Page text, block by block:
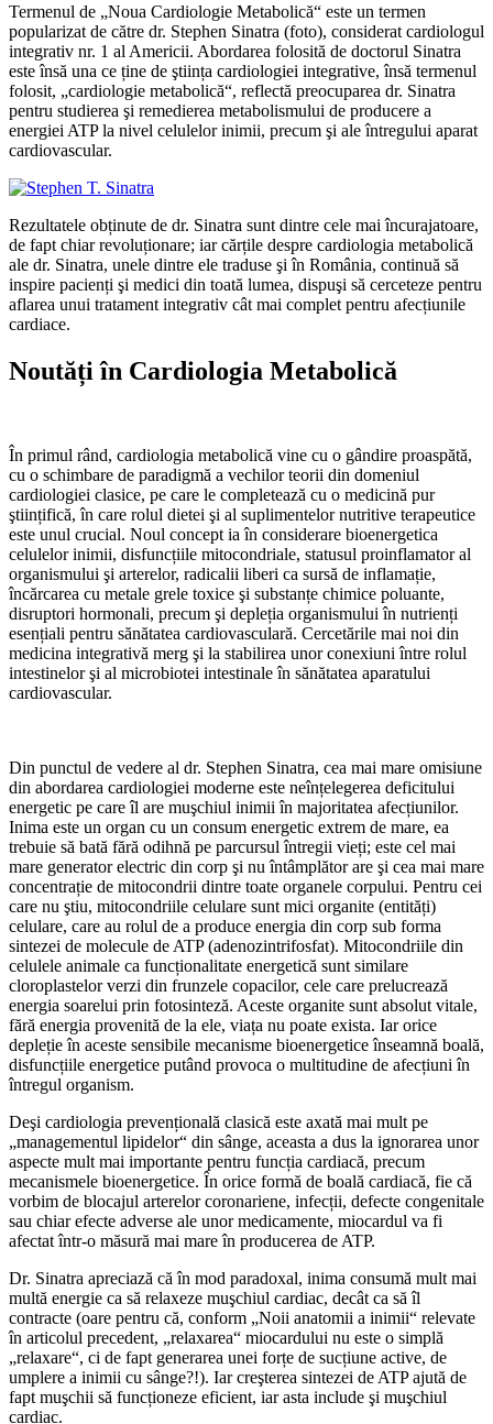
Termenul de „Noua Cardiologie Metabolică“ este un termen
popularizat de către dr. Stephen Sinatra (foto), considerat cardiologul
integrativ nr. 1 al Americii. Abordarea folosită de doctorul Sinatra
este însă una ce ține de ştiința cardiologiei integrative, însă termenul
folosit, „cardiologie metabolică“, reflectă preocuparea dr. Sinatra
pentru studierea şi remedierea metabolismului de producere a
energiei ATP la nivel celulelor inimii, precum şi ale întregului aparat
cardiovascular.
Rezultatele obținute de dr. Sinatra sunt dintre cele mai încurajatoare,
de fapt chiar revoluționare; iar cărțile despre cardiologia metabolică
ale dr. Sinatra, unele dintre ele traduse şi în România, continuă să
inspire pacienți şi medici din toată lumea, dispuşi să cerceteze pentru
aflarea unui tratament integrativ cât mai complet pentru afecțiunile
cardiace.
Noutăți în Cardiologia Metabolică
În primul rând, cardiologia metabolică vine cu o gândire proaspătă,
cu o schimbare de paradigmă a vechilor teorii din domeniul
cardiologiei clasice, pe care le completează cu o medicină pur
ştiințifică, în care rolul dietei şi al suplimentelor nutritive terapeutice
este unul crucial. Noul concept ia în considerare bioenergetica
celulelor inimii, disfuncțiile mitocondriale, statusul proinflamator al
organismului şi arterelor, radicalii liberi ca sursă de inflamație,
încărcarea cu metale grele toxice şi substanțe chimice poluante,
disruptori hormonali, precum şi depleția organismului în nutrienți
esențiali pentru sănătatea cardiovasculară. Cercetările mai noi din
medicina integrativă merg şi la stabilirea unor conexiuni între rolul
intestinelor şi al microbiotei intestinale în sănătatea aparatului
cardiovascular.
Din punctul de vedere al dr. Stephen Sinatra, cea mai mare omisiune
din abordarea cardiologiei moderne este neînțelegerea deficitului
energetic pe care îl are muşchiul inimii în majoritatea afecțiunilor.
Inima este un organ cu un consum energetic extrem de mare, ea
trebuie să bată fără odihnă pe parcursul întregii vieți; este cel mai
mare generator electric din corp şi nu întâmplător are şi cea mai mare
concentrație de mitocondrii dintre toate organele corpului. Pentru cei
care nu ştiu, mitocondriile celulare sunt mici organite (entități)
celulare, care au rolul de a produce energia din corp sub forma
sintezei de molecule de ATP (adenozintrifosfat). Mitocondriile din
celulele animale ca funcționalitate energetică sunt similare
cloroplastelor verzi din frunzele copacilor, cele care prelucrează
energia soarelui prin fotosinteză. Aceste organite sunt absolut vitale,
fără energia provenită de la ele, viața nu poate exista. Iar orice
depleție în aceste sensibile mecanisme bioenergetice înseamnă boală,
disfuncțiile energetice putând provoca o multitudine de afecțiuni în
întregul organism.
Deşi cardiologia prevențională clasică este axată mai mult pe
„managementul lipidelor“ din sânge, aceasta a dus la ignorarea unor
aspecte mult mai importante pentru funcția cardiacă, precum
mecanismele bioenergetice. În orice formă de boală cardiacă, fie că
vorbim de blocajul arterelor coronariene, infecții, defecte congenitale
sau chiar efecte adverse ale unor medicamente, miocardul va fi
afectat într-o măsură mai mare în producerea de ATP.
Dr. Sinatra apreciază că în mod paradoxal, inima consumă mult mai
multă energie ca să relaxeze muşchiul cardiac, decât ca să îl
contracte (oare pentru că, conform „Noii anatomii a inimii“ relevate
în articolul precedent, „relaxarea“ miocardului nu este o simplă
„relaxare“, ci de fapt generarea unei forțe de sucțiune active, de
umplere a inimii cu sânge?!). Iar creşterea sintezei de ATP ajută de
fapt muşchii să funcționeze eficient, iar asta include şi muşchiul
cardiac.